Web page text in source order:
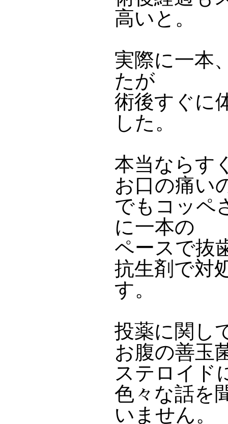
高いと。
実際に一本
たが
術後すぐに
した。
本当ならす
お口の痛い
でもコッペ
に一本の
ペースで抜
抗生剤で対
す。
投薬に関し
お腹の善玉
ステロイド
色々な話を
いません。